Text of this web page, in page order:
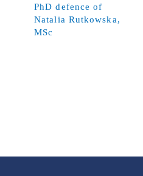
PhD defence of
Natalia Rutkowska,
MSc